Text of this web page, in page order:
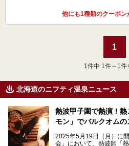
他にも1種類のクーポン
1
1 件中 1件～1件
北海道のニフティ温泉ニュース
熱波甲子園で熱演！
モン」でバルクオム
2025年5月19日（月）に
会」において、熱波師「